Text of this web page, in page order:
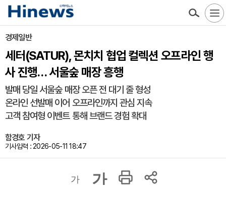
경제일반
세터(SATUR), 몬치치 협업 컬렉션 오프라인 행
사 진행… 서울숲 매장 흥행
발매 당일 서울숲 매장 오픈 전 대기 줄 형성
온라인 선발매 이어 오프라인까지 관심 지속
고객 참여형 이벤트 통해 브랜드 경험 확대
함경호 기자
기사입력 : 2026-05-11 18:47
가 가